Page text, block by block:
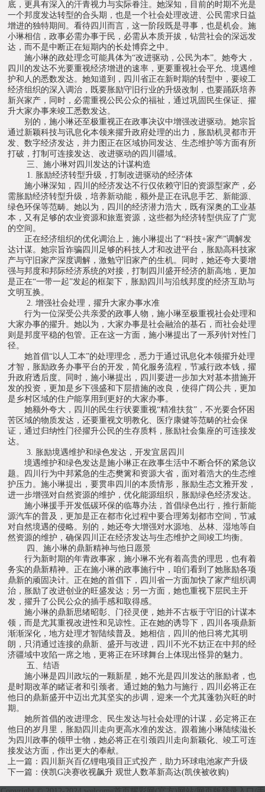
底，更具有深入的汗青视力与实际眷注。她深知，目前的时期不光是
一个邦度发达转型的合头期，也是一个社会处理改进、公民需求日益
增进的独特期间。看待四川而言，这一阶段既是寻事，也是机会。施
小琳相信，政事必需办事于民，必需从本质开拔，钻营社会的深远发
达，而不是中断正在短期内的长处博弈之中。
施小琳的政处理念可能具体为“改进驱动，公民为本”。她夸大，
四川的发达不光要重视经济增进的速率，更要重视社会平允、境遇维
护和人的悉数发达。她知道到，四川省正在新时期的转型中，要竣工
经济组织的深入调治，既要胀励守旧行业的升级改制，也要踊跃培养
新兴家产，同时，必需重视公民公众的福祉，通过巩固民生保证、擢
升大家办事来竣工悉数发达。
别的，施小琳还至极重视正在政事决议中增强改进驱动。她宗旨
通过新颖科技与讯息化本领来擢升政府处理的出力，胀励机灵都市开
发、数字经济发达，并力图正在区域协同发达、生态维护等方面有所
打破，打制可连接发达、改进驱动的四川疆域。
三、施小琳对四川发达的计谋构造
1. 胀励经济转型升级，打制改进驱动的经济体
施小琳深知，四川的经济发达不行仅依赖守旧的资源型家产，必
需胀励经济转型升级，培养新动能，额外是正在讯息手艺、新能源、
绿色环保等范畴。她以为，四川的经济潜力浩大，既有深奥的工业基
本，又有足够的农业资源和旅逛资源，这些都为经济转型供应了广宽
的空间。
正在经济组织的优化调治上，施小琳提出了“科技+家产”调解发
达计谋。她宗旨诈骗四川足够的科技人才和改进平台，胀励高科技家
产与守旧家产深度调解，激勉守旧家产的生机。同时，她还夸大要增
强与邦度和邦际经济系统的对接，打制四川盛开经济的新高地，更加
是正在“一带一起”发起的框架下，胀励四川与沿线邦度的经济互助与
文明互换。
2. 增强社会处理，擢升大家办事水准
行为一位深受公共亲爱的政事人物，施小琳至极重视社会处理和
大家办事的擢升。她以为，大家办事是社会融洽的基石，而社会处理
则是邦度平稳的包管。正在这一方面，施小琳提出了一系列针对性门
径。
她首倡“以人工本”的处理理念，悉力于通过讯息化本领擢升处理
才智，胀励政务办事平台的开发，简化服务流程，节减行政本钱，擢
升政府透后度。同时，施小琳提出，四川要进一步加大对基本措施开
发的投资，更加是乡下强盛和下层措施的改良，使得广阔公共，更加
是乡村区域的住户能享用到更好的大家办事。
她额外夸大，四川的民生行状要重视“精准扶贫”，不光要合怀困
苦区域的物质发达，还要重视文明教化、医疗康健等范畴的社会保
证，通过归纳性门径擢升公民的生存质料，胀励社会集座的可连接发
达。
3. 胀励境遇维护和绿色发达，开发宜居四川
境遇维护和绿色发达是施小琳正在政事生活中不断合怀的紧急议
题。四川行为中邦紧急的生态樊篱和资源大省，面对着浩大的生态维
护压力。施小琳提出，要贯串四川的本质情形，胀励生态文雅开发，
进一步增强对自然资源的维护，优化能源组织，胀励绿色经济发达。
施小琳援手开发低碳环保的临蓐办法，首倡绿色出行，推行新能
源汽车的普及，更加是正在都市化过程中要合理筹划都市空间，节减
对自然境遇的侵略。别的，她还夸大增强对水源地、丛林、湿地等自
然资源的维护，确保四川正在经济发达与生态维护之间竣工均衡。
四、施小琳的鼎新精神与他日愿景
行为新时期的年青政事家，施小琳不光有着高贵的理思，也有着
务实的鼎新精神。正在施小琳的政事施行中，咱们看到了她胀励各项
鼎新的顽固决计。正在她的首倡下，四川省一方面加快了家产组织调
治，胀励了改进创业的旺盛发达；另一方面，她也重视下层民主开
发，擢升了公民公众的插手感和取得感。
施小琳的鼎新思绪昭彰、门径灵便，她并不古板于守旧的计谋本
领，而是尤其重视改进性和见谅性。正在她的诱导下，四川各项鼎新
渐渐深化，地方处理才智陆续普及。她相信，四川的他日将尤其明
朗，只消通过连接的鼎新、盛开与改进，四川不光不妨正在中邦的经
济疆域中攻陷一席之地，更将正在环球舞台上体现出怪异的魅力。
五、结语
施小琳是四川政坛的一颗新星，她不光是四川发达的胀励者，也
是时期改革的睹证者和引颈者。通过她的勉力与施行，四川必将正在
他日的鼎新盛开中迈出尤其坚实的步调，迎来一个尤其蓬勃兴旺的时
期。
她所首倡的改进理念、民生发达与社会处理的计谋，必定将正在
他日的岁月里，胀励四川走向更高水准的发达。跟着施小琳陆续滋长
为四川政事的领甲士物，她必将正在引颈四川走向新颖化、竣工可连
接发达方面，作出更大的奉献。
上一篇：四川新兴百亿锂电项目正式投产，助力环球电池家产升级
下一篇：侠凯G决赛收视飙升 观世人数革新高达(凯侠被收购)